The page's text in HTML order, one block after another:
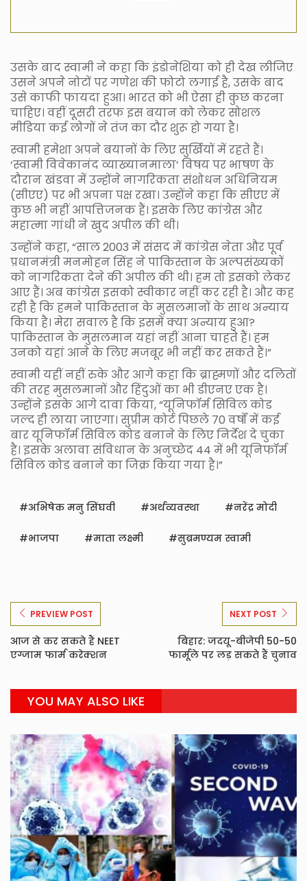
उसके बाद स्वामी ने कहा कि इंडोनेशिया को ही देख लीजिए
उसने अपने नोटों पर गणेश की फोटो लगाई है, उसके बाद
उसे काफी फायदा हुआ। भारत को भी ऐसा ही कुछ करना
चाहिए। वहीं दूसरी तरफ इस बयान को लेकर सोशल
मीडिया कई लोगों ने तंज का दौर शुरू हो गया है।
स्वामी हमेशा अपने बयानों के लिए सुर्खियों में रहते हैं।
‘स्वामी विवेकानंद व्याख्यानमाला’ विषय पर भाषण के
दौरान खंडवा में उन्होंने नागरिकता संशोधन अधिनियम
(सीएए) पर भी अपना पक्ष रखा। उन्होंने कहा कि सीएए में
कुछ भी नहीं आपत्तिजनक हैं। इसके लिए कांग्रेस और
महात्मा गांधी ने खुद अपील की थी।
उन्होंने कहा, “साल 2003 में संसद में कांग्रेस नेता और पूर्व
प्रधानमंत्री मनमोहन सिंह ने पाकिस्तान के अल्पसंख्यकों
को नागरिकता देने की अपील की थी। हम तो इसको लेकर
आए हैं। अब कांग्रेस इसको स्वीकार नहीं कर रही है। और कह
रही है कि हमने पाकिस्तान के मुसलमानों के साथ अन्याय
किया है। मेरा सवाल है कि इसमें क्या अन्याय हुआ?
पाकिस्तान के मुसलमान यहां नहीं आना चाहते हैं। हम
उनको यहां आने के लिए मजबूर भी नहीं कर सकते हैं।”
स्वामी यहीं नहीं रुके और आगे कहा कि ब्राह्मणों और दलितों
की तरह मुसलमानों और हिंदुओं का भी डीएनए एक है।
उन्होंने इसके आगे दावा किया, “यूनिफॉर्म सिविल कोड
जल्द ही लाया जाएगा। सुप्रीम कोर्ट पिछले 70 वर्षों में कई
बार यूनिफॉर्म सिविल कोड बनाने के लिए निर्देश दे चुका
है। इसके अलावा संविधान के अनुच्छेद 44 में भी यूनिफॉर्म
सिविल कोड बनाने का जिक्र किया गया है।”
अभिषेक मनु सिंघवी अर्थव्यवस्था नरेंद्र मोदी
भाजपा माता लक्ष्मी सुब्रमण्यम स्वामी
PREVIEW POST
आज से कर सकते हैं NEET
एग्जाम फार्म करेक्शन
NEXT POST
बिहार: जदयू-बीजेपी 50-50
फार्मूले पर लड़ सकते हैं चुनाव
YOU MAY ALSO LIKE